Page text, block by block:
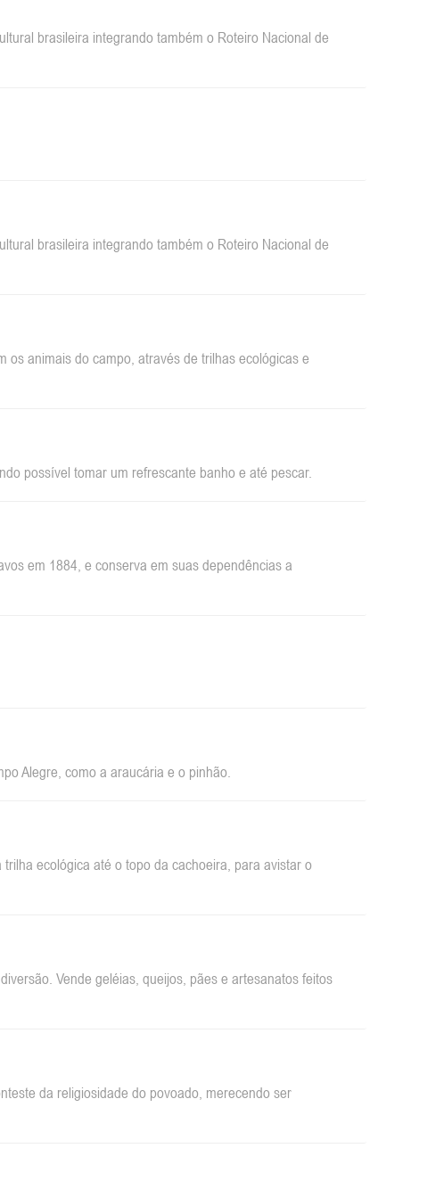
brasileira integrando também o Roteiro Nacional de
brasileira integrando também o Roteiro Nacional de
animais do campo, através de trilhas ecológicas e
possível tomar um refrescante banho e até pescar.
em 1884, e conserva em suas dependências a
Alegre, como a araucária e o pinhão.
ecológica até o topo da cachoeira, para avistar o
Vende geléias, queijos, pães e artesanatos feitos
da religiosidade do povoado, merecendo ser